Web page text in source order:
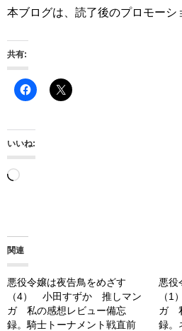
本ブログは、読了後のプロモーシ
共有:
いいね:
読
み
中…
関連
悪役令嬢は夜告鳥をめざす
（4） 小田すずか 推しマン
ガ 私の感想レビュー備忘
録。騎士トーナメント戦直前
悪役
（
ガ
録。